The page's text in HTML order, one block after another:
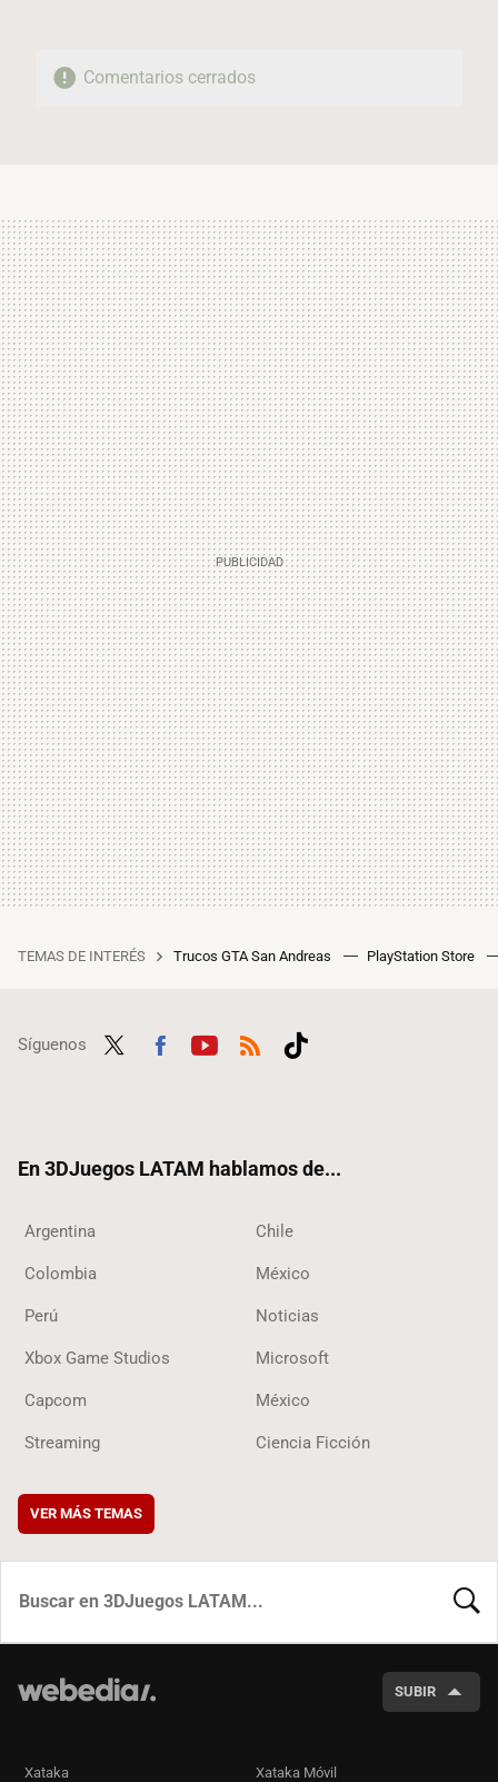
Comentarios cerrados
TEMAS DE INTERÉS Trucos GTA San Andreas PlayStation Store
Síguenos
En 3DJuegos LATAM hablamos de...
Argentina Chile
Colombia México
Perú Noticias
Xbox Game Studios Microsoft
Capcom México
Streaming Ciencia Ficción
VER MÁS TEMAS
SUBIR
Xataka Xataka Móvil